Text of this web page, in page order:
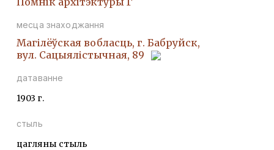
месца знаходжання
Магілёўская вобласць, г. Бабруйск,
вул. Сацыялістычная, 89
датаванне
1903 г.
стыль
цагляны стыль